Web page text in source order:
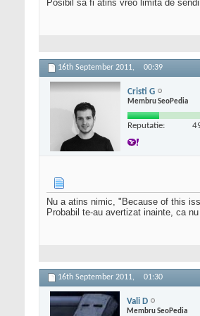
Posibil sa fi atins vreo limita de
16th September 2011, 00:39
Cristi G
Membru SeoPedia
Reputatie:
Nu a atins nimic, "Because of this
Probabil te-au avertizat inainte, ca
16th September 2011, 01:30
Vali D
Membru SeoPedia